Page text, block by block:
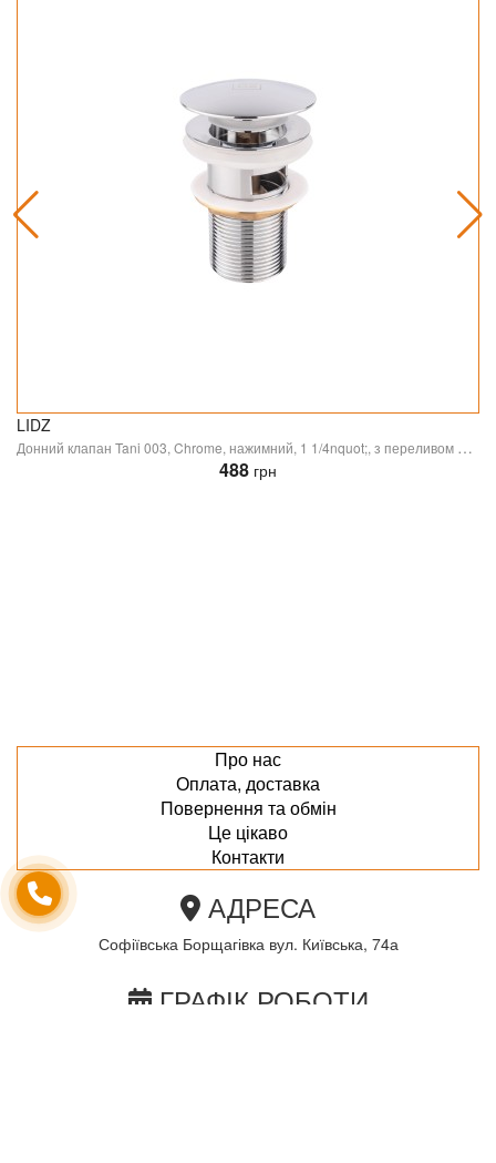
LIDZ
Донний клапан Tani 003, Chrome, нажимний, 1 1/4nquot;, з переливом LDTAN003CRM32526 Lidz
488 грн
Про нас
Оплата, доставка
Повернення та обмін
Це цікаво
Контакти
АДРЕСА
Софіївська Борщагівка вул. Київська, 74а
ГРАФІК РОБОТИ